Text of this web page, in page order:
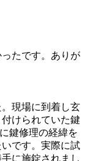
たです。ありが
現場に到着し玄
けられていた鍵
鍵修理の経緯を
です。実際に試
に施錠されまし